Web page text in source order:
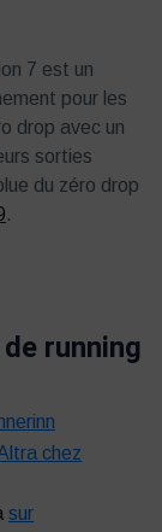
7 est un
pour les
drop avec un
sorties
du zéro drop
.
running
chez
sur